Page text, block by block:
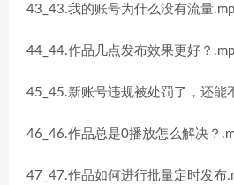
43_43.我的账号为什么没有流量
44_44.作品几点发布效果更好？
45_45.新账号违规被处罚了，还能
46_46.作品总是0播放怎么解决？
47_47.作品如何进行批量定时发布